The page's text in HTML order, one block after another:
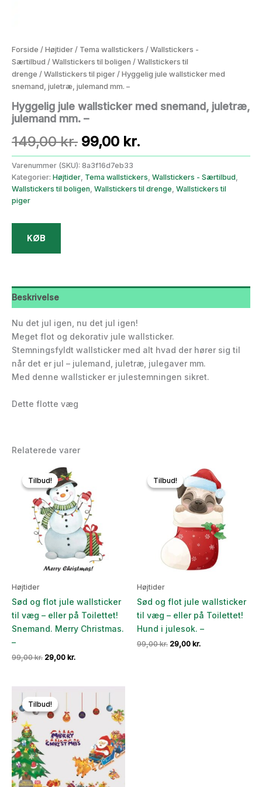
Forside / Højtider / Tema wallstickers / Wallstickers -
Særtilbud / Wallstickers til boligen / Wallstickers til
drenge / Wallstickers til piger / Hyggelig jule wallsticker med
snemand, juletræ, julemand mm. –
Hyggelig jule wallsticker med snemand, juletræ,
julemand mm. –
149,00kr. Den
oprindelige
pris
99,00 kr.
pris
Varenummer (SKU): 8a3f16d7eb33
Kategorier: Højtider Tema wallstickers Wallstickers - Særtilbud
Wallstickers til boligen Wallstickers til drenge Wallstickers til
piger
KØB
Beskrivelse
Nu det jul igen, nu det jul igen!
Meget flot og dekorativ jule wallsticker.
Stemningsfyldt wallsticker med alt hvad der hører sig til
når det er jul – julemand, juletræ, julegaver mm.
Med denne wallsticker er julestemningen sikret.
Dette flotte væg
Relaterede varer
Tilbud!
Tilbud!
Højtider
Sød og flot jule wallsticker
til væg – eller på Toilettet!
Snemand. Merry Christmas.
–
99,00kr. Den
var:
99,00 kr..
29,00 kr.
er:
29,00 kr..
Tilbud!
Tilbud!
Højtider
Sød og flot jule wallsticker
til væg – eller på Toilettet!
Hund i julesok. –
99,00kr. Den
29,00 kr.
Tilbud!
Tilbud!